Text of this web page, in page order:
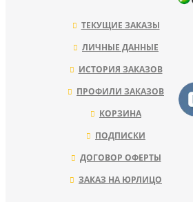
ТЕКУЩИЕ ЗАКАЗЫ
ЛИЧНЫЕ ДАННЫЕ
ИСТОРИЯ ЗАКАЗОВ
ПРОФИЛИ ЗАКАЗОВ
КОРЗИНА
ПОДПИСКИ
ДОГОВОР ОФЕРТЫ
ЗАКАЗ НА ЮРЛИЦО